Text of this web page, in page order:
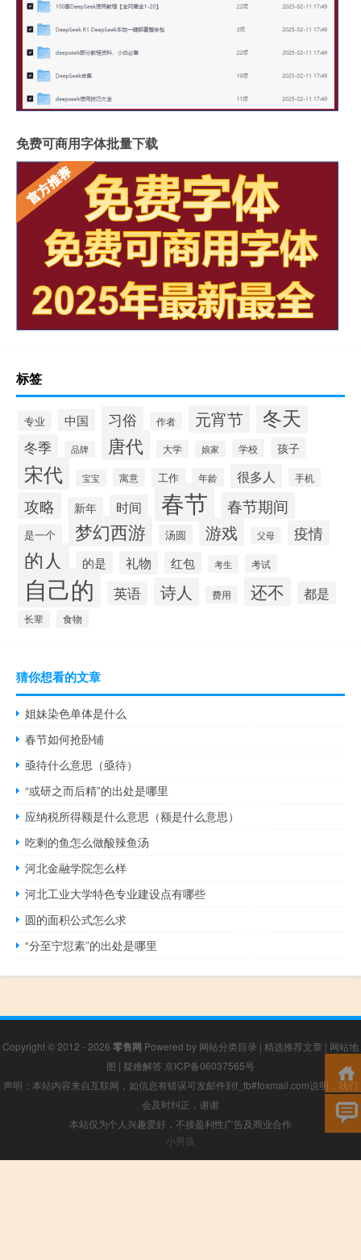
免费可商用字体批量下载
标签
专业 中国 习俗 作者 元宵节 冬天
冬季 品牌 唐代 大学 娘家 学校 孩子
宋代 宝宝 寓意 工作 年龄 很多人 手机
攻略 新年 时间 春节 春节期间
是一个 梦幻西游 汤圆 游戏 父母 疫情
的人 的是 礼物 红包 考生 考试
自己的 英语 诗人 费用 还不 都是
长辈 食物
猜你想看的文章
姐妹染色单体是什么
春节如何抢卧铺
亟待什么意思（亟待）
“或研之而后精”的出处是哪里
应纳税所得额是什么意思（额是什么意思）
吃剩的鱼怎么做酸辣鱼汤
河北金融学院怎么样
河北工业大学特色专业建设点有哪些
圆的面积公式怎么求
“分至宁愆素”的出处是哪里
Copyright © 2012 - 2026 零售网 Powered by 网站分类目录 | 精选推荐文章 | 网站地
图 | 疑难解答 京ICP备06037565号
声明：本站内容来自互联网，如信息有错误可发邮件到f_fb#foxmail.com说明，我们
会及时纠正，谢谢
本站仅为个人兴趣爱好，不接盈利性广告及商业合作
小男孩